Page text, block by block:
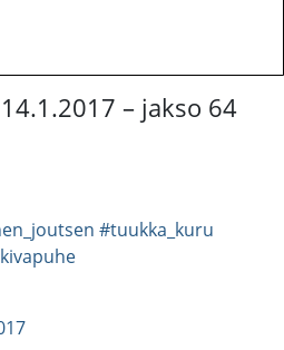
– jakso 64
#tuukka_kuru